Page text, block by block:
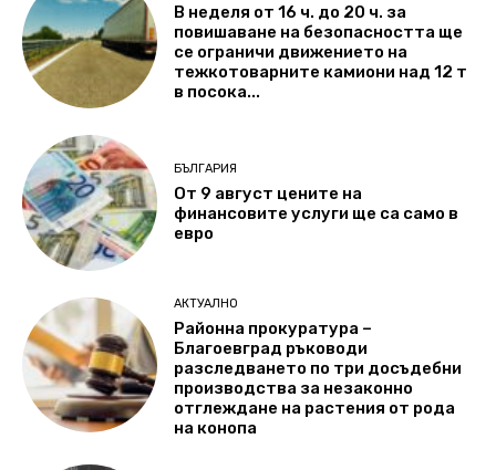
В неделя от 16 ч. до 20 ч. за
повишаване на безопасността ще
се ограничи движението на
тежкотоварните камиони над 12 т
в посока...
БЪЛГАРИЯ
От 9 август цените на
финансовите услуги ще са само в
евро
АКТУАЛНО
Районна прокуратура –
Благоевград ръководи
разследването по три досъдебни
производства за незаконно
отглеждане на растения от рода
на конопа